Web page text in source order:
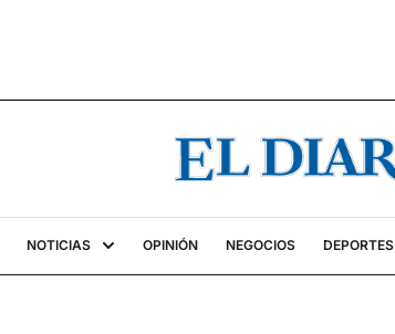
NOTICIAS OPINIÓN NEGOCIOS DEPORTES